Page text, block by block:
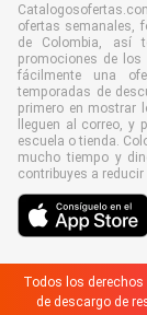
ofertas semanales,
de Colombia, así
promociones de
fácilmente una
temporadas de
primero en mostrar
lleguen al correo,
escuela o tienda.
mucho tiempo y
contribuyes a
Todos los
de descargo de